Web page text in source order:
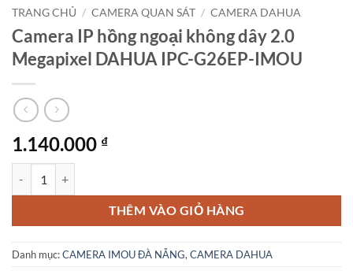
TRANG CHỦ / CAMERA QUAN SÁT / CAMERA DAHUA
Camera IP hồng ngoại không dây 2.0
Megapixel DAHUA IPC-G26EP-IMOU
1.140.000 ₫
THÊM VÀO GIỎ HÀNG
Danh mục:CAMERA IMOU ĐÀ NẴNG,CAMERA DAHUA